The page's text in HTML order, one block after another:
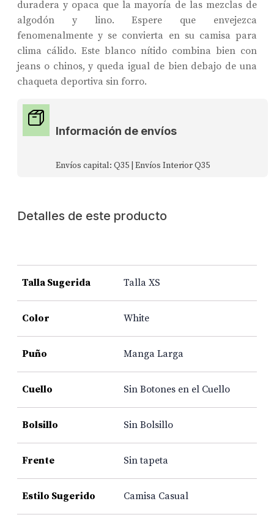
duradera y opaca que la mayoría de las mezclas de
algodón y lino. Espere que envejezca
fenomenalmente y se convierta en su camisa para
clima cálido. Este blanco nítido combina bien con
jeans o chinos, y queda igual de bien debajo de una
chaqueta deportiva sin forro.
Información de envíos
Envíos capital: Q35 | Envíos Interior Q35
Detalles de este producto
Talla Sugerida Talla XS
Color White
Puño Manga Larga
Cuello Sin Botones en el Cuello
Bolsillo Sin Bolsillo
Frente Sin tapeta
Estilo Sugerido Camisa Casual